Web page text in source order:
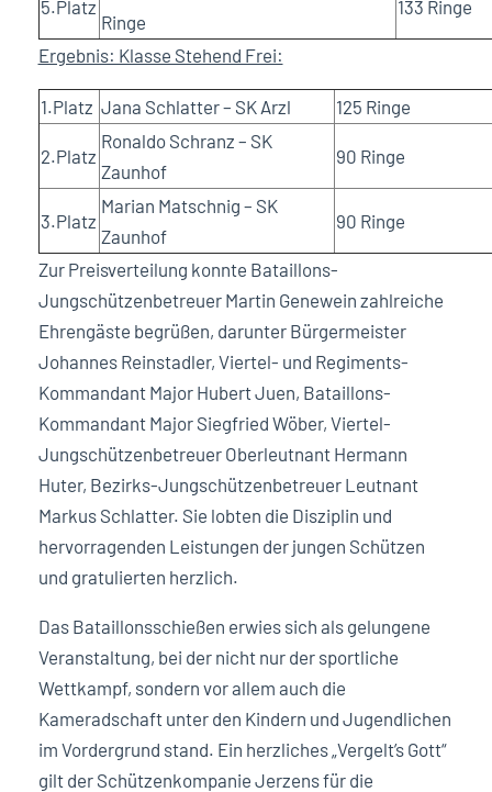
5.Platz
Ringe
133 Ringe
Ergebnis: Klasse Stehend Frei:
1.Platz Jana Schlatter – SK Arzl 125 Ringe
2.Platz
Ronaldo Schranz – SK
Zaunhof
90 Ringe
3.Platz
Marian Matschnig – SK
Zaunhof
90 Ringe
Zur Preisverteilung konnte Bataillons-
Jungschützenbetreuer Martin Genewein zahlreiche
Ehrengäste begrüßen, darunter Bürgermeister
Johannes Reinstadler, Viertel- und Regiments-
Kommandant Major Hubert Juen, Bataillons-
Kommandant Major Siegfried Wöber, Viertel-
Jungschützenbetreuer Oberleutnant Hermann
Huter, Bezirks-Jungschützenbetreuer Leutnant
Markus Schlatter. Sie lobten die Disziplin und
hervorragenden Leistungen der jungen Schützen
und gratulierten herzlich.
Das Bataillonsschießen erwies sich als gelungene
Veranstaltung, bei der nicht nur der sportliche
Wettkampf, sondern vor allem auch die
Kameradschaft unter den Kindern und Jugendlichen
im Vordergrund stand. Ein herzliches „Vergelt’s Gott“
gilt der Schützenkompanie Jerzens für die